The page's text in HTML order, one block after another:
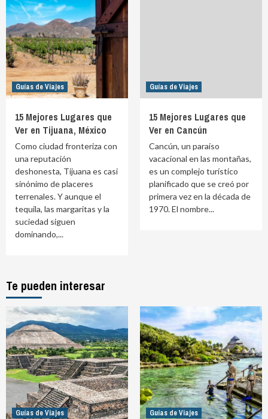
Guías de Viajes
15 Mejores Lugares que
Ver en Tijuana, México
Como ciudad fronteriza con
una reputación
deshonesta, Tijuana es casi
sinónimo de placeres
terrenales. Y aunque el
tequila, las margaritas y la
suciedad siguen
dominando,...
Guías de Viajes
15 Mejores Lugares que
Ver en Cancún
Cancún, un paraíso
vacacional en las montañas,
es un complejo turístico
planificado que se creó por
primera vez en la década de
1970. El nombre...
Te pueden interesar
Guías de Viajes
Guías de Viajes